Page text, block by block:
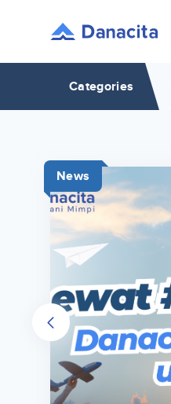
Categories
News